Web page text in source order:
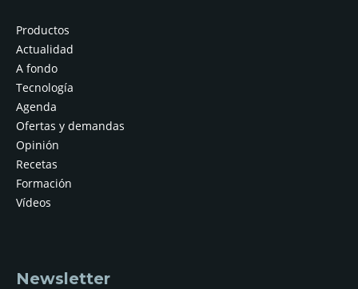
Productos
Actualidad
A fondo
Tecnología
Agenda
Ofertas y demandas
Opinión
Recetas
Formación
Vídeos
Newsletter